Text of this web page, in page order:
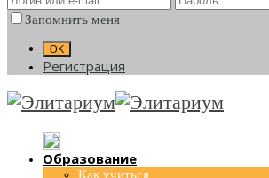
Запомнить меня
Регистрация
Образование
Как учиться